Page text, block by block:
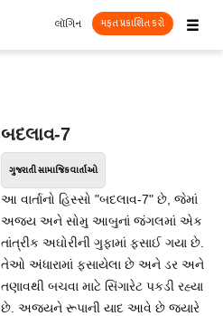
☰
લૉગિન મફત પ્રકાશિત કરો
બદલાવ-7
ગુજરાતી સામાજિક વાર્તાઓ
આ વાર્તાનો હિસ્સો "બદલાવ-7" છે, જેમાં
અજય અને સોમુ આબુનાં જંગલમાં એક
તાંત્રીક અઘોરીની ગુફામાં ફસાઈ ગયા છે.
તેઓ અંધારામાં ફસાયેલા છે અને ડર અને
તણાવથી બચવા માટે સિંગારેટ પકડી રહ્યા
છે. અજયને રૂપાની યાદ આવે છે જ્યારે